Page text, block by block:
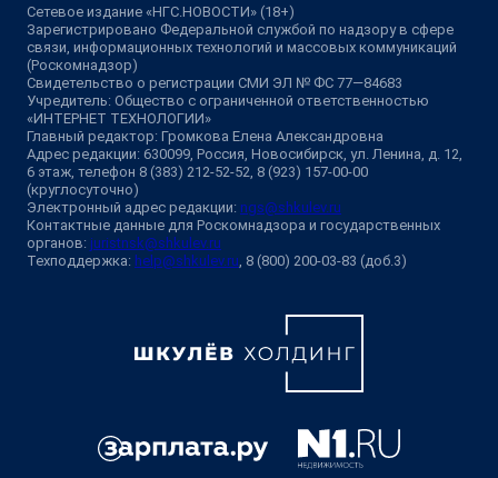
Сетевое издание «НГС.НОВОСТИ» (18+)
Зарегистрировано Федеральной службой по надзору в сфере
связи, информационных технологий и массовых коммуникаций
(Роскомнадзор)
Свидетельство о регистрации СМИ ЭЛ № ФС 77—84683
Учредитель: Общество с ограниченной ответственностью
«ИНТЕРНЕТ ТЕХНОЛОГИИ»
Главный редактор: Громкова Елена Александровна
Адрес редакции: 630099, Россия, Новосибирск, ул. Ленина, д. 12,
6 этаж, телефон 8 (383) 212-52-52, 8 (923) 157-00-00
(круглосуточно)
Электронный адрес редакции: ngs@shkulev.ru
Контактные данные для Роскомнадзора и государственных
органов: juristnsk@shkulev.ru
Техподдержка: help@shkulev.ru, 8 (800) 200-03-83 (доб.3)